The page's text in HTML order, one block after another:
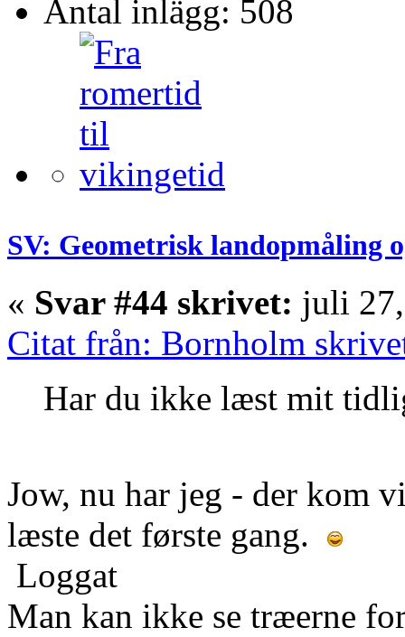
Antal inlägg: 508
SV: Geometrisk landopmåling
« Svar #44 skrivet: juli
Citat från: Bornholm
Har du ikke læst mit
Jow, nu har jeg - der kom
læste det første gang.
Loggat
Man kan ikke se træerne